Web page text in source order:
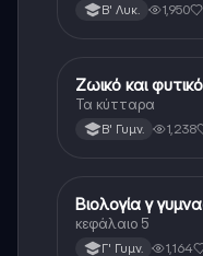
Β' Λυκ. 1,950
Βιολογία
Ζωικό και
Τα κύτταρα
Β' Γυμν. 1,238
Βιολογία
Βιολογία γ
κεφάλαιο 5
Γ' Γυμν. 1,164